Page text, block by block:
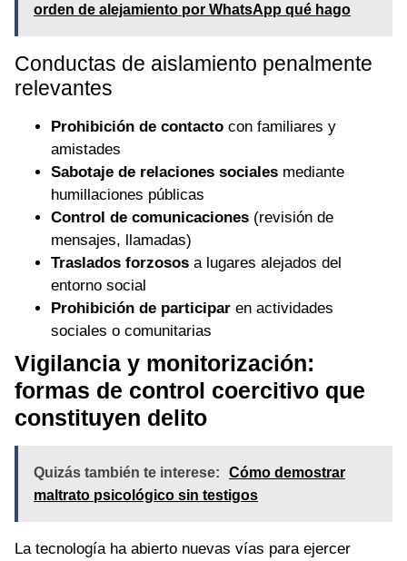
orden de alejamiento por WhatsApp qué hago
Conductas de aislamiento penalmente
relevantes
Prohibición de contacto con familiares y
amistades
Sabotaje de relaciones sociales mediante
humillaciones públicas
Control de comunicaciones (revisión de
mensajes, llamadas)
Traslados forzosos a lugares alejados del
entorno social
Prohibición de participar en actividades
sociales o comunitarias
Vigilancia y monitorización:
formas de control coercitivo que
constituyen delito
Quizás también te interese:
Cómo demostrar
maltrato psicológico sin testigos
La tecnología ha abierto nuevas vías para ejercer